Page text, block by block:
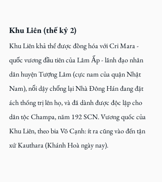
Khu Liên (thế kỷ 2)
Khu Liên khả thể được đồng hóa với Cri Mara -
quốc vương đầu tiên của Lâm Ấp - lãnh đạo nhân
dân huyện Tượng Lâm (cực nam của quận Nhật
Nam), nổi dậy chống lại Nhà Đông Hán đang đặt
ách thống trị lên họ, và đã dành được độc lập cho
dân tộc Champa, năm 192 SCN. Vương quốc của
Khu Liên, theo bia Võ Cạnh: ít ra cũng vào đến tận
xứ Kauthara (Khánh Hoà ngày nay).